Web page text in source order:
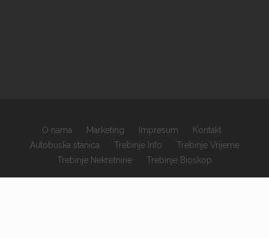
×
O nama Marketing Impresum
Kontakt
Autobuska stanica
Trebinje Info
Trebinje Vrijeme
Trebinje Nekretnine
Trebinje Bioskop